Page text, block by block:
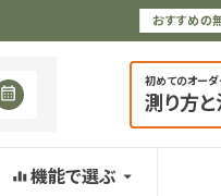
おすすめの
初めてのオー
測り方
機能で選ぶ